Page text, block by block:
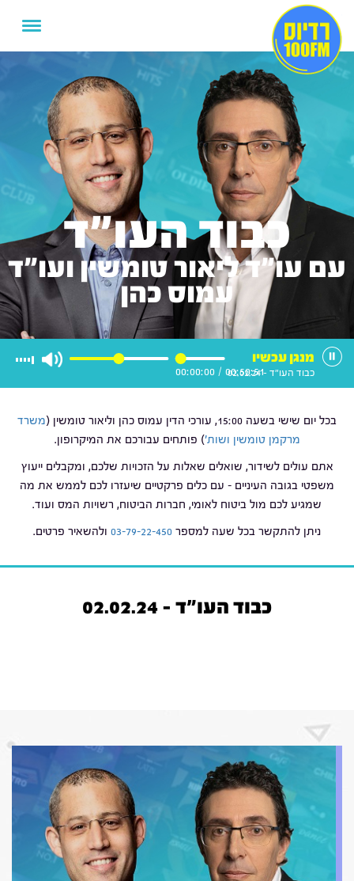
כבוד העו"ד
עם עו"ד ליאור טומשין ועו"ד
עמוס כהן
00:50:51
/
00:00:00
מנגן עכשיו
כבוד העו"ד - 02.02.24
בכל יום שישי בשעה 15:00, עורכי הדין עמוס כהן וליאור טומשין (
משרד
מרקמן טומשין ושות') פותחים עבורכם את המיקרופון.
אתם עולים לשידור, שואלים שאלות על הזכויות שלכם, ומקבלים ייעוץ
משפטי בגובה העיניים – עם כלים פרקטיים שיעזרו לכם לממש את מה
שמגיע לכם מול ביטוח לאומי, חברות הביטוח, רשויות המס ועוד.
ניתן להתקשר בכל שעה למספר 03-79-22-450 ולהשאיר פרטים.
כבוד העו"ד - 02.02.24